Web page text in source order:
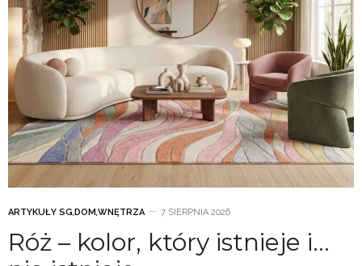
ARTYKUŁY SG,DOM,WNĘTRZA 7 SIERPNIA 2026
Róż – kolor, który istnieje i…